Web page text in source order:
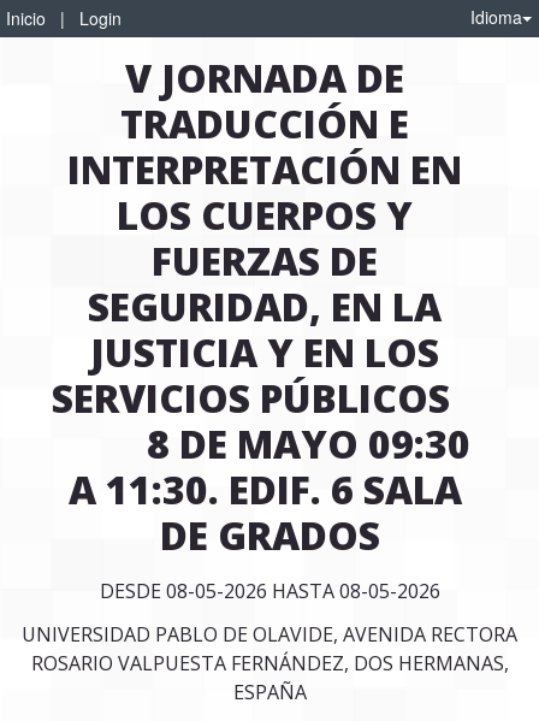
Inicio | Login Idioma
V JORNADA DE
TRADUCCIÓN E
INTERPRETACIÓN EN
LOS CUERPOS Y
FUERZAS DE
SEGURIDAD, EN LA
JUSTICIA Y EN LOS
SERVICIOS PÚBLICOS
         8 DE MAYO 09:30
A 11:30. EDIF. 6 SALA
DE GRADOS
DESDE 08-05-2026 HASTA 08-05-2026
UNIVERSIDAD PABLO DE OLAVIDE, AVENIDA RECTORA
ROSARIO VALPUESTA FERNÁNDEZ, DOS HERMANAS,
ESPAÑA